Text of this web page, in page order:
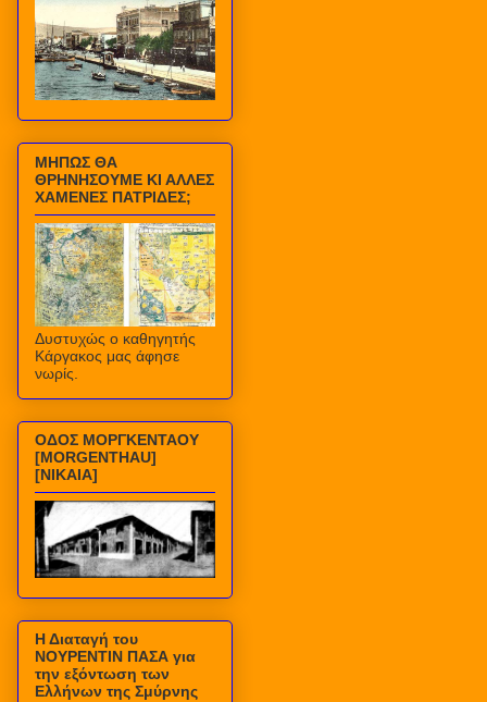
ΜΗΠΩΣ ΘΑ
ΘΡΗΝΗΣΟΥΜΕ ΚΙ ΑΛΛΕΣ
ΧΑΜΕΝΕΣ ΠΑΤΡΙΔΕΣ;
Δυστυχώς ο καθηγητής
Κάργακος μας άφησε
νωρίς.
ΟΔΟΣ ΜΟΡΓΚΕΝΤΑΟΥ
[MORGENTHAU]
[ΝΙΚΑΙΑ]
Η Διαταγή του
ΝΟΥΡΕΝΤΙΝ ΠΑΣΑ για
την εξόντωση των
Ελλήνων της Σμύρνης